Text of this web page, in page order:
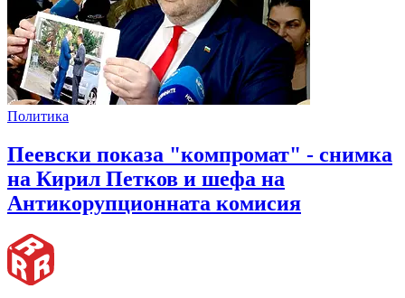
Политика
Пеевски показа "компромат" - снимка
на Кирил Петков и шефа на
Антикорупционната комисия